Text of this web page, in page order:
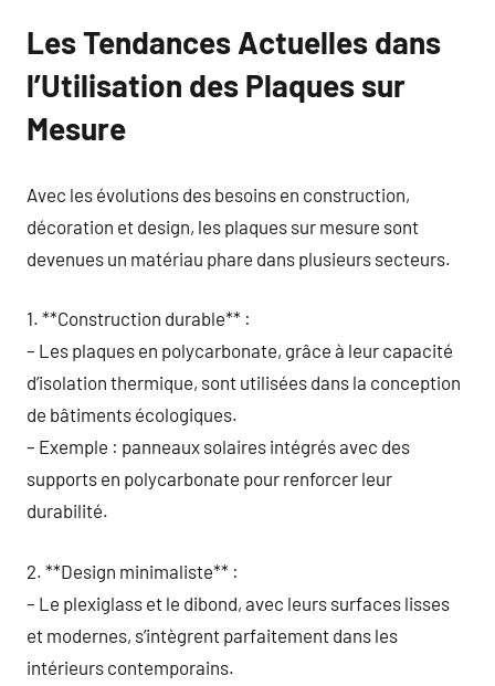
Les Tendances Actuelles dans
l’Utilisation des Plaques sur
Mesure
Avec les évolutions des besoins en construction,
décoration et design, les plaques sur mesure sont
devenues un matériau phare dans plusieurs secteurs.
1. **Construction durable** :
– Les plaques en polycarbonate, grâce à leur capacité
d’isolation thermique, sont utilisées dans la conception
de bâtiments écologiques.
– Exemple : panneaux solaires intégrés avec des
supports en polycarbonate pour renforcer leur
durabilité.
2. **Design minimaliste** :
– Le plexiglass et le dibond, avec leurs surfaces lisses
et modernes, s’intègrent parfaitement dans les
intérieurs contemporains.